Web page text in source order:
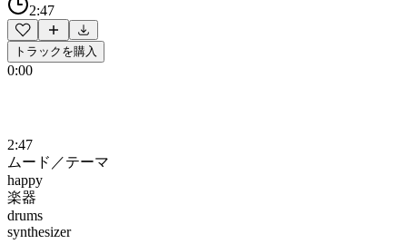
2:47
トラックを購入
0:00
2:47
ムード／テーマ
happy
楽器
drums
synthesizer